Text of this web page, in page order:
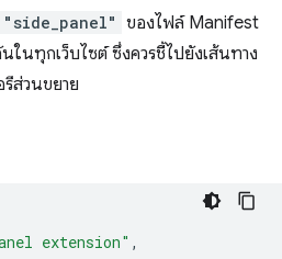
"side_panel" ของไฟล์ Manifest
ในทุกเว็บไซต์ ซึ่งควรชี้ไปยังเส้นทาง
ส่วนขยาย
extension" ,